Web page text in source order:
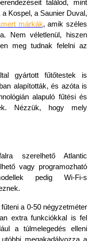
találod, mint
Kospel, a Saunier Duval,
márkák, amik széles
Nem véletlenül, hiszen
meg tudnak felelni az
gyártott fűtőtestek is
alapították, és azóta is
alapuló fűtési és
Nézzük, hogy mely
szerelhető Atlantic
vagy programozható
pedig Wi-Fi-s
a 0-50 négyzetméter
extra funkciókkal is fel
a túlmelegedés elleni